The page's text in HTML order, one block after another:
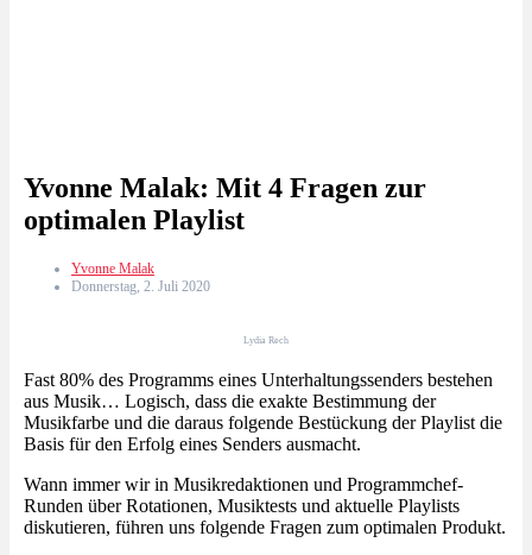
Yvonne Malak: Mit 4 Fragen zur
optimalen Playlist
Yvonne Malak
Donnerstag, 2. Juli 2020
Lydia Rech
Fast 80% des Programms eines Unterhaltungssenders bestehen
aus Musik… Logisch, dass die exakte Bestimmung der
Musikfarbe und die daraus folgende Bestückung der Playlist die
Basis für den Erfolg eines Senders ausmacht.
Wann immer wir in Musikredaktionen und Programmchef-
Runden über Rotationen, Musiktests und aktuelle Playlists
diskutieren, führen uns folgende Fragen zum optimalen Produkt.